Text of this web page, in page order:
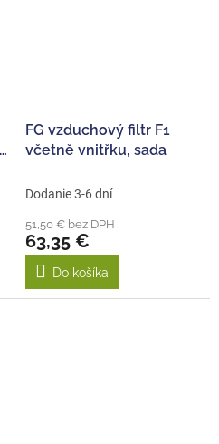
FG vzduchový filtr F1
včetně vnitřku, sada
Dodanie 3-6 dní
51,50 € bez DPH
63,35 €
Do košíka